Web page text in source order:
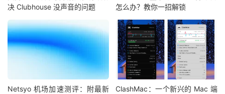
决 Clubhouse 没声音的问题
怎么办？教你一招解锁
Netsyo 机场加速测评：附最新
ClashMac：一个新兴的 Mac 端